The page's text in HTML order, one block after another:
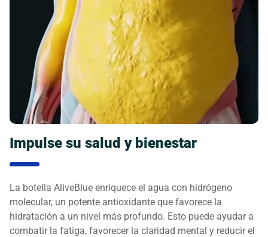
Impulse su salud y bienestar
La botella AliveBlue enriquece el agua con hidrógeno
molecular, un potente antioxidante que favorece la
hidratación a un nivel más profundo. Esto puede ayudar a
combatir la fatiga, favorecer la claridad mental y reducir el